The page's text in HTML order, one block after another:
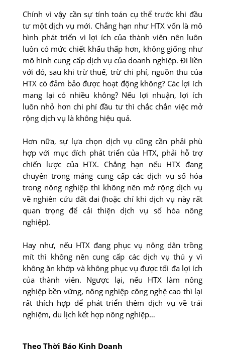
Chính vì vậy cần sự tính toán cụ thể trước khi đầu
tư một dịch vụ mới. Chẳng hạn như HTX vốn là mô
hình phát triển vì lợi ích của thành viên nên luôn
luôn có mức chiết khấu thấp hơn, không giống như
mô hình cung cấp dịch vụ của doanh nghiệp. Đi liền
với đó, sau khi trừ thuế, trừ chi phí, nguồn thu của
HTX có đảm bảo được hoạt động không? Các lợi ích
mang lại có nhiều không? Nếu lợi nhuận, lợi ích
luôn nhỏ hơn chi phí đầu tư thì chắc chắn việc mở
rộng dịch vụ là không hiệu quả.
Hơn nữa, sự lựa chọn dịch vụ cũng cần phải phù
hợp với mục đích phát triển của HTX, phải hỗ trợ
chiến lược của HTX. Chẳng hạn nếu HTX đang
chuyên trong mảng cung cấp các dịch vụ số hóa
trong nông nghiệp thì không nên mở rộng dịch vụ
về nghiên cứu đất đai (hoặc chỉ khi dịch vụ này rất
quan trọng để cải thiện dịch vụ số hóa nông
nghiệp).
Hay như, nếu HTX đang phục vụ nông dân trồng
mít thì không nên cung cấp các dịch vụ thú y vì
không ăn khớp và không phục vụ được tối đa lợi ích
của thành viên. Ngược lại, nếu HTX làm nông
nghiệp bền vững, nông nghiệp công nghệ cao thì lại
rất thích hợp để phát triển thêm dịch vụ về trải
nghiệm, du lịch kết hợp nông nghiệp…
Theo Thời Báo Kinh Doanh